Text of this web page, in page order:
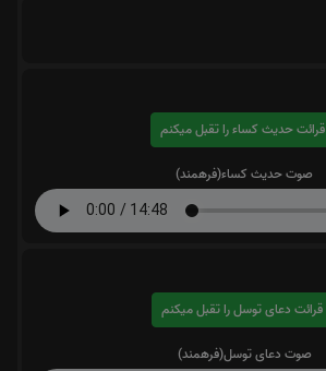
قرائت حدیث کساء را تقبل میکنم
صوت حدیث کساء(فرهمند)
قرائت دعای توسل را تقبل میکنم
صوت دعای توسل(فرهمند)